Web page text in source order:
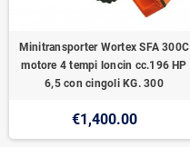
Minitransporter Wortex SFA 300C
motore 4 tempi loncin cc.196 HP
6,5 con cingoli KG. 300
€1,400.00